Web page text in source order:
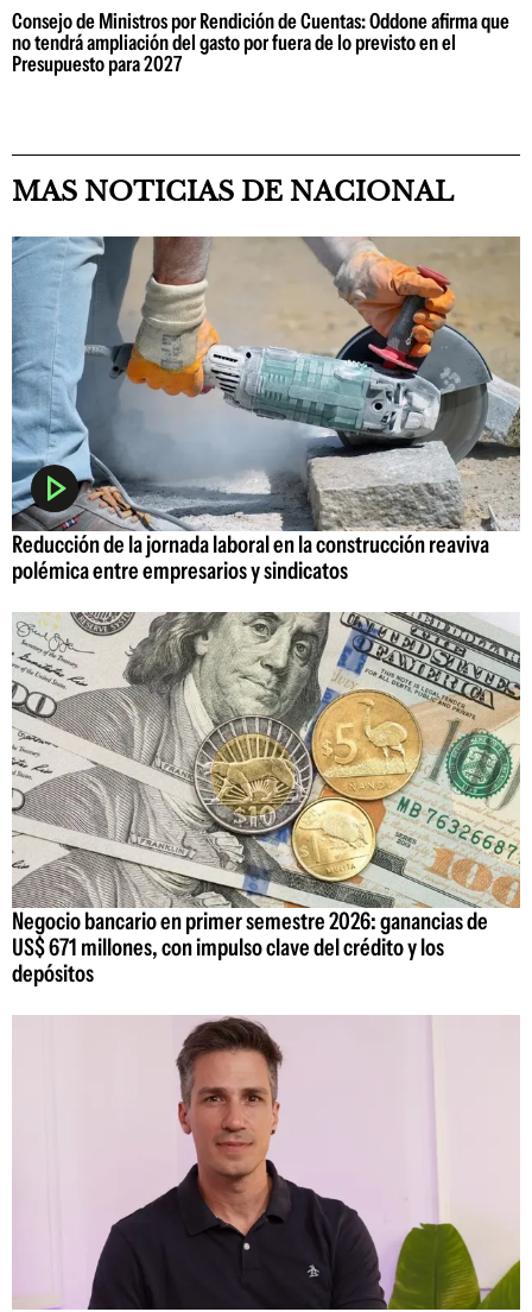
Consejo de Ministros por Rendición de Cuentas: Oddone afirma que
no tendrá ampliación del gasto por fuera de lo previsto en el
Presupuesto para 2027
MAS NOTICIAS DE NACIONAL
Reducción de la jornada laboral en la construcción reaviva
polémica entre empresarios y sindicatos
Negocio bancario en primer semestre 2026: ganancias de
US$ 671 millones, con impulso clave del crédito y los
depósitos